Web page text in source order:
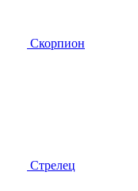
Скорпион
Стрелец